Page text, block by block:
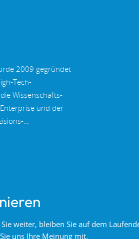
Spiegel
2009 gegründet
Tech-
Wissenschafts-
und der
Fuzhou, eine
kompletten
weiter, bleiben Sie auf dem
uns Ihre Meinung mit.